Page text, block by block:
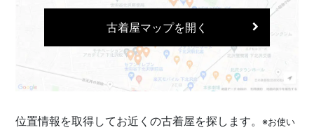
古着屋マップを開く
位置情報を取得してお近くの古着屋を探します。※お使い